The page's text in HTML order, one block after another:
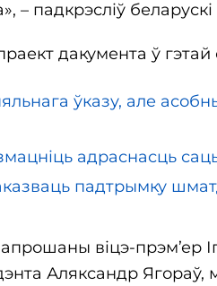
падкрэсліў беларускі
дакумента ў
ўказу, але
адраснасць
падтрымку
віцэ-прэм’ер
Аляксандр Ягораў,